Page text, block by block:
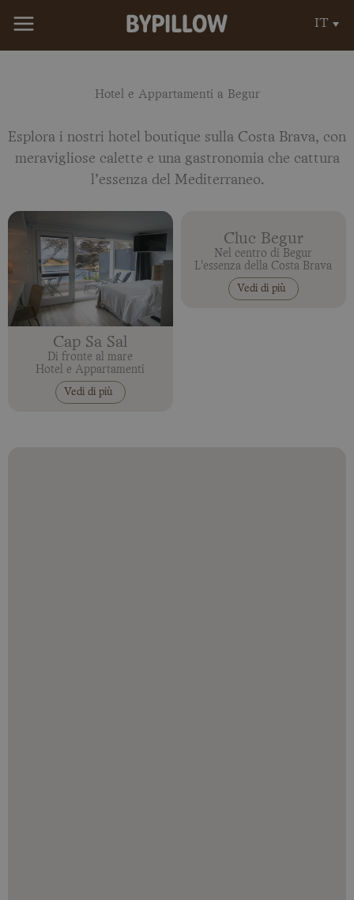
IT
Hotel e Appartamenti a Begur
Esplora i nostri hotel boutique sulla Costa Brava, con
meravigliose calette e una gastronomia che cattura
l’essenza del Mediterraneo.
Cap Sa Sal
Di fronte al mare
Hotel e Appartamenti
Vedi di più
Cluc Begur
Nel centro di Begur
L'essenza della Costa Brava
Vedi di più